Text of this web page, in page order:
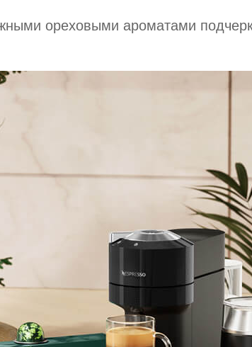
ореховыми ароматами